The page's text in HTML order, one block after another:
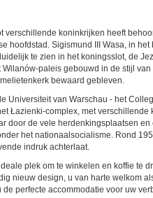
verschillende koninkrijken heeft
hoofdstad. Sigismund III Wasa, in
te zien in het koningsslot, de
paleis gebouwd in de stijl
bewaard gebleven.
Universiteit van Warschau - het
Łazienki-complex, met verschillende
door de vele herdenkingsplaatsen
het nationaalsocialisme. Rond
indruk achterlaat.
plek om te winkelen en koffie te
nieuw design, u van harte welkom
de perfecte accommodatie voor uw